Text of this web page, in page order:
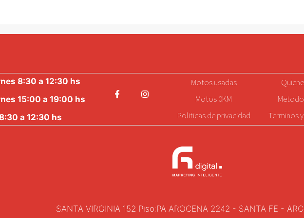
8:30 a 12:30 hs
15:00 a 19:00 hs
a 12:30 hs
Motosusadas
Motos 0KM
Politicas de privacidad
Terminos
SANTA VIRGINIA 152 Piso:PA AROCENA 2242 - SANTA FE -